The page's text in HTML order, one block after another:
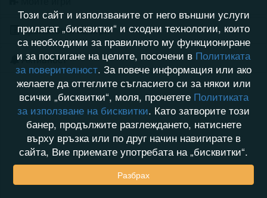
Хронология на игри
Активност
Този сайт и използваните от него външни услуги
прилагат „бисквитки“ и сходни технологии, които
са необходими за правилното му функциониране
и за постигане на целите, посочени в Политиката
за поверителност. За повече информация или ако
желаете да оттеглите съгласието си за някои или
всички „бисквитки“, моля, прочетете Политиката
за използване на бисквитки. Като затворите този
банер, продължите разглеждането, натиснете
върху връзка или по друг начин навигирате в
сайта, Вие приемате употребата на „бисквитки“.
Разбрах